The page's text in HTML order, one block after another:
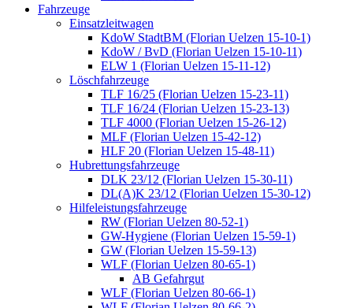
Fahrzeuge
Einsatzleitwagen
KdoW StadtBM (Florian Uelzen 15-10-1)
KdoW / BvD (Florian Uelzen 15-10-11)
ELW 1 (Florian Uelzen 15-11-12)
Löschfahrzeuge
TLF 16/25 (Florian Uelzen 15-23-11)
TLF 16/24 (Florian Uelzen 15-23-13)
TLF 4000 (Florian Uelzen 15-26-12)
MLF (Florian Uelzen 15-42-12)
HLF 20 (Florian Uelzen 15-48-11)
Hubrettungsfahrzeuge
DLK 23/12 (Florian Uelzen 15-30-11)
DL(A)K 23/12 (Florian Uelzen 15-30-12)
Hilfeleistungsfahrzeuge
RW (Florian Uelzen 80-52-1)
GW-Hygiene (Florian Uelzen 15-59-1)
GW (Florian Uelzen 15-59-13)
WLF (Florian Uelzen 80-65-1)
AB Gefahrgut
WLF (Florian Uelzen 80-66-1)